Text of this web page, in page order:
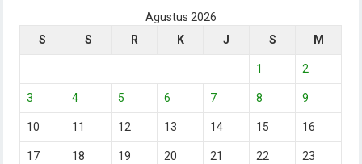
Agustus 2026
S
S R K J S M
1 2
3 4 5 6 7 8 9
10 11 12 13 14 15 16
17 18 19 20 21 22 23